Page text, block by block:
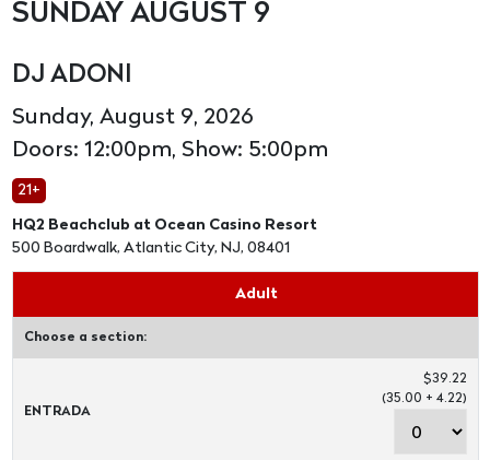
SUNDAY AUGUST 9
DJ ADONI
Sunday, August 9, 2026
Doors: 12:00pm, Show: 5:00pm
21+
HQ2 Beachclub at Ocean Casino Resort
500 Boardwalk, Atlantic City, NJ, 08401
Adult
Choose a section:
ENTRADA
$39.22
(35.00 + 4.22)